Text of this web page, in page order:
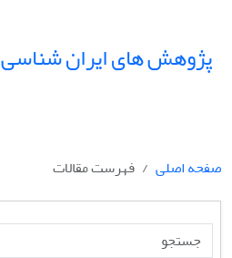
پژوهش های ایران شناسی
صفحه اصلی
فهرست مقالات